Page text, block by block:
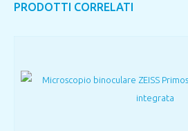
PRODOTTI CORRELATI